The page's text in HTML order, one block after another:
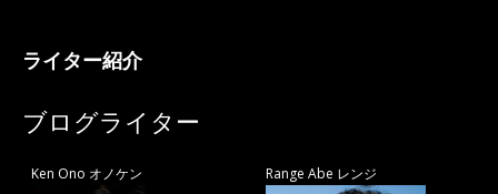
ライター紹介
ブログライター
Ken Ono オノケン Range Abe レンジ